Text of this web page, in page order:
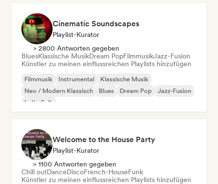
Cinematic Soundscapes
Playlist-Kurator
> 2800 Antworten gegeben
BluesKlassische MusikDream PopFilmmusikJazz-Fusion
Künstler zu meinen einflussreichen Playlists hinzufügen
Filmmusik Instrumental
Klassische Musik
Neo / Modern Klassisch
Blues Dream Pop
Jazz-Fusion
Indie-Folk
Welcome to the House Party
Playlist-Kurator
> 1100 Antworten gegeben
Chill outDanceDiscoFrench-HouseFunk
Künstler zu meinen einflussreichen Playlists hinzufügen